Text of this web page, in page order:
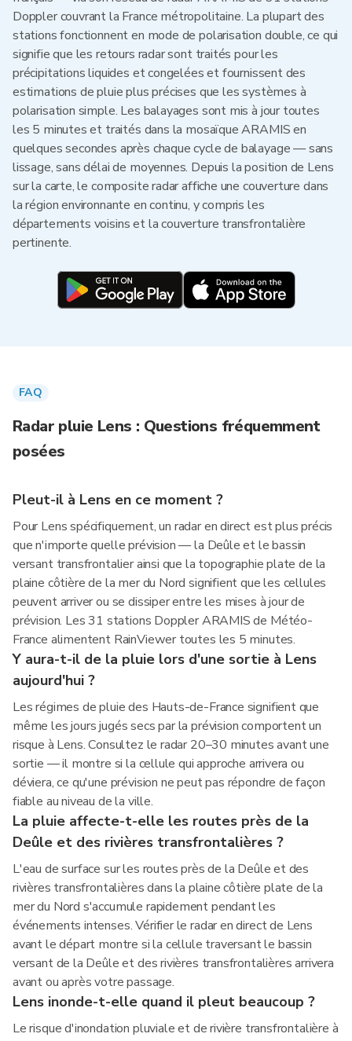
Doppler couvrant la France métropolitaine. La plupart des
stations fonctionnent en mode de polarisation double, ce qui
signifie que les retours radar sont traités pour les
précipitations liquides et congelées et fournissent des
estimations de pluie plus précises que les systèmes à
polarisation simple. Les balayages sont mis à jour toutes
les 5 minutes et traités dans la mosaïque ARAMIS en
quelques secondes après chaque cycle de balayage — sans
lissage, sans délai de moyennes. Depuis la position de Lens
sur la carte, le composite radar affiche une couverture dans
la région environnante en continu, y compris les
départements voisins et la couverture transfrontalière
pertinente.
FAQ
Radar pluie Lens : Questions fréquemment
posées
Pleut-il à Lens en ce moment ?
Pour Lens spécifiquement, un radar en direct est plus précis
que n'importe quelle prévision — la Deûle et le bassin
versant transfrontalier ainsi que la topographie plate de la
plaine côtière de la mer du Nord signifient que les cellules
peuvent arriver ou se dissiper entre les mises à jour de
prévision. Les 31 stations Doppler ARAMIS de Météo-
France alimentent RainViewer toutes les 5 minutes.
Y aura-t-il de la pluie lors d'une sortie à Lens
aujourd'hui ?
Les régimes de pluie des Hauts-de-France signifient que
même les jours jugés secs par la prévision comportent un
risque à Lens. Consultez le radar 20–30 minutes avant une
sortie — il montre si la cellule qui approche arrivera ou
déviera, ce qu'une prévision ne peut pas répondre de façon
fiable au niveau de la ville.
La pluie affecte-t-elle les routes près de la
Deûle et des rivières transfrontalières ?
L'eau de surface sur les routes près de la Deûle et des
rivières transfrontalières dans la plaine côtière plate de la
mer du Nord s'accumule rapidement pendant les
événements intenses. Vérifier le radar en direct de Lens
avant le départ montre si la cellule traversant le bassin
versant de la Deûle et des rivières transfrontalières arrivera
avant ou après votre passage.
Lens inonde-t-elle quand il pleut beaucoup ?
Le risque d'inondation pluviale et de rivière transfrontalière à